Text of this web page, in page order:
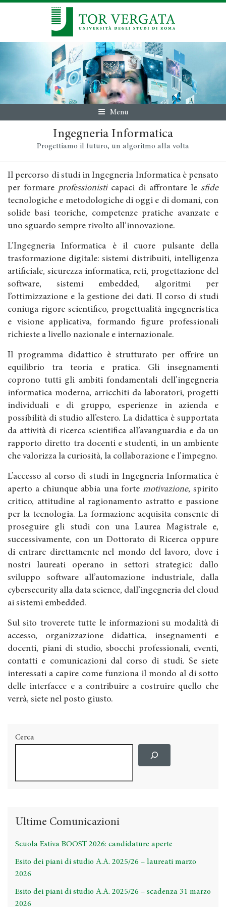
Menu
Ingegneria Informatica
Progettiamo il futuro, un algoritmo alla volta
Il percorso di studi in Ingegneria Informatica è pensato
per formare professionisticapaci di affrontare le sfide
tecnologiche e metodologiche di oggi e di domani, con
solide basi teoriche, competenze pratiche avanzate e
uno sguardo sempre rivolto all’innovazione.
L’Ingegneria Informatica è il cuore pulsante della
trasformazione digitale: sistemi distribuiti, intelligenza
artificiale, sicurezza informatica, reti, progettazione del
software, sistemi embedded, algoritmi per
l’ottimizzazione e la gestione dei dati. Il corso di studi
coniuga rigore scientifico, progettualità ingegneristica
e visione applicativa, formando figure professionali
richieste a livello nazionale e internazionale.
Il programma didattico è strutturato per offrire un
equilibrio tra teoria e pratica. Gli insegnamenti
coprono tutti gli ambiti fondamentali dell’ingegneria
informatica moderna, arricchiti da laboratori, progetti
individuali e di gruppo, esperienze in azienda e
possibilità di studio all’estero. La didattica è supportata
da attività di ricerca scientifica all’avanguardia e da un
rapporto diretto tra docenti e studenti, in un ambiente
che valorizza la curiosità, la collaborazione e l’impegno.
L’accesso al corso di studi in Ingegneria Informatica è
aperto a chiunque abbia una forte motivazione, spirito
critico, attitudine al ragionamento astratto e passione
per la tecnologia. La formazione acquisita consente di
proseguire gli studi con una Laurea Magistrale e,
successivamente, con un Dottorato di Ricerca oppure
di entrare direttamente nel mondo del lavoro, dove i
nostri laureati operano in settori strategici: dallo
sviluppo software all’automazione industriale, dalla
cybersecurity alla data science, dall’ingegneria del cloud
ai sistemi embedded.
Sul sito troverete tutte le informazioni su modalità di
accesso, organizzazione didattica, insegnamenti e
docenti, piani di studio, sbocchi professionali, eventi,
contatti e comunicazioni dal corso di studi. Se siete
interessati a capire come funziona il mondo al di sotto
delle interfacce e a contribuire a costruire quello che
verrà, siete nel posto giusto.
Cerca
Ultime Comunicazioni
Scuola Estiva BOOST 2026: candidature aperte
Esito dei piani di studio A.A. 2025/26 – laureati marzo
2026
Esito dei piani di studio A.A. 2025/26 – scadenza 31 marzo
2026